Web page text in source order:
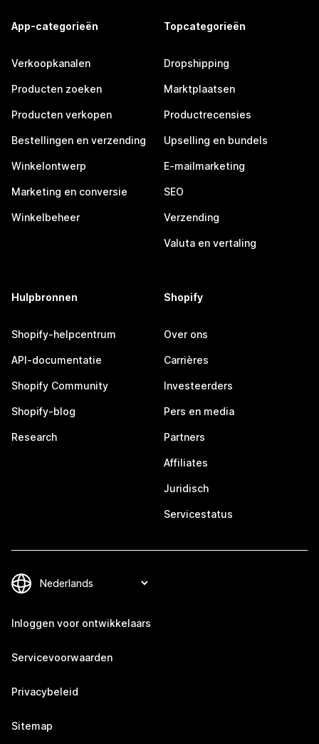
App-categorieën
Verkoopkanalen
Producten zoeken
Producten verkopen
Bestellingen en verzending
Winkelontwerp
Marketing en conversie
Winkelbeheer
Topcategorieën
Dropshipping
Marktplaatsen
Productrecensies
Upselling en bundels
E-mailmarketing
SEO
Verzending
Valuta en vertaling
Hulpbronnen
Shopify-helpcentrum
API-documentatie
Shopify Community
Shopify-blog
Research
Shopify
Over ons
Carrières
Investeerders
Pers en media
Partners
Affiliates
Juridisch
Servicestatus
Inloggen voor ontwikkelaars
Servicevoorwaarden
Privacybeleid
Sitemap